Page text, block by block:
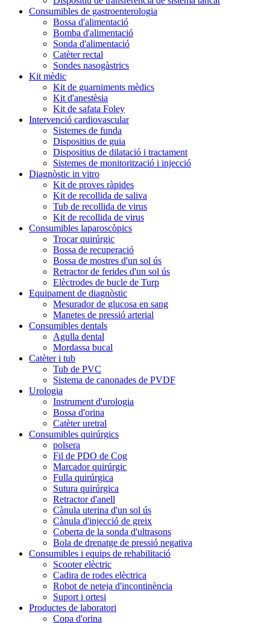
Consumibles de gastroenterologia
Bossa d'alimentació
Bomba d'alimentació
Sonda d'alimentació
Catèter rectal
Sondes nasogàstrics
Kit mèdic
Kit de guarniments mèdics
Kit d'anestèsia
Kit de safata Foley
Intervenció cardiovascular
Sistemes de funda
Dispositius de guia
Dispositius de dilatació i tractament
Sistemes de monitorització i injecció
Diagnòstic in vitro
Kit de proves ràpides
Kit de recollida de saliva
Tub de recollida de virus
Kit de recollida de virus
Consumibles laparoscòpics
Trocar quirúrgic
Bossa de recuperació
Bossa de mostres d'un sol ús
Retractor de ferides d'un sol ús
Elèctrodes de bucle de Turp
Equipament de diagnòstic
Mesurador de glucosa en sang
Manetes de pressió arterial
Consumibles dentals
Agulla dental
Mordassa bucal
Catèter i tub
Tub de PVC
Sistema de canonades de PVDF
Urologia
Instrument d'urologia
Bossa d'orina
Catèter uretral
Consumibles quirúrgics
polsera
Fil de PDO de Cog
Marcador quirúrgic
Fulla quirúrgica
Sutura quirúrgica
Retractor d'anell
Cànula uterina d'un sol ús
Cànula d'injecció de greix
Coberta de la sonda d'ultrasons
Bola de drenatge de pressió negativa
Consumibles i equips de rehabilitació
Scooter elèctric
Cadira de rodes elèctrica
Robot de neteja d'incontinència
Suport i ortesi
Productes de laboratori
Copa d'orina